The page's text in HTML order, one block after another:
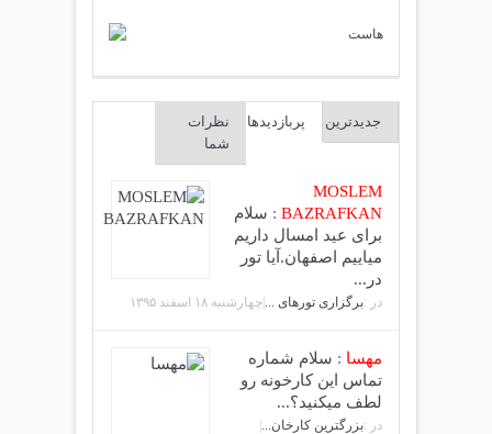
جدیدترین پربازدیدها
نظرات
شما
MOSLEM
BAZRAFKAN
: سلام
برای عید امسال داریم
میاییم اصفهان.آیا تور
در...
در :برگزاری تورهای ... |چهارشنبه ۱۸ اسفند ۱۳۹۵
مهسا : سلام شماره
تماس این کارخونه رو
لطف میکنید؟...
در :بزرگترین کارخان...